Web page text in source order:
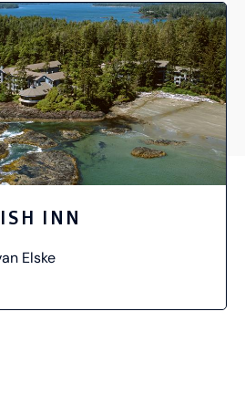
INN
Elske